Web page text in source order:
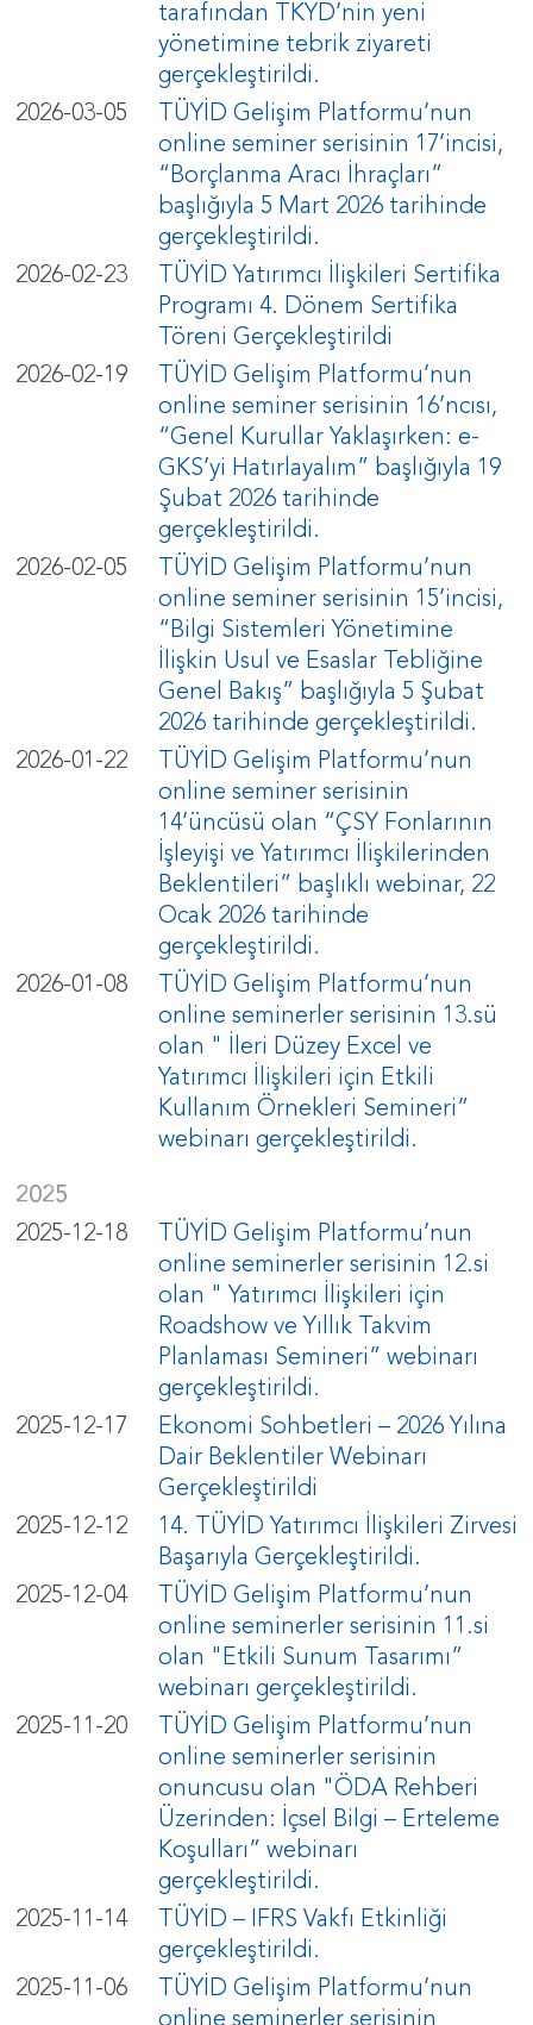
tarafından TKYD’nin yeni
yönetimine tebrik ziyareti
gerçekleştirildi.
2026-03-05
TÜYİD Gelişim Platformu’nun
online seminer serisinin 17’incisi,
“Borçlanma Aracı İhraçları”
başlığıyla 5 Mart 2026 tarihinde
gerçekleştirildi.
2026-02-23
TÜYİD Yatırımcı İlişkileri Sertifika
Programı 4. Dönem Sertifika
Töreni Gerçekleştirildi
2026-02-19
TÜYİD Gelişim Platformu’nun
online seminer serisinin 16’ncısı,
“Genel Kurullar Yaklaşırken: e-
GKS’yi Hatırlayalım” başlığıyla 19
Şubat 2026 tarihinde
gerçekleştirildi.
2026-02-05
TÜYİD Gelişim Platformu’nun
online seminer serisinin 15’incisi,
“Bilgi Sistemleri Yönetimine
İlişkin Usul ve Esaslar Tebliğine
Genel Bakış” başlığıyla 5 Şubat
2026 tarihinde gerçekleştirildi.
2026-01-22
TÜYİD Gelişim Platformu’nun
online seminer serisinin
14’üncüsü olan “ÇSY Fonlarının
İşleyişi ve Yatırımcı İlişkilerinden
Beklentileri” başlıklı webinar, 22
Ocak 2026 tarihinde
gerçekleştirildi.
2026-01-08
TÜYİD Gelişim Platformu’nun
online seminerler serisinin 13.sü
olan " İleri Düzey Excel ve
Yatırımcı İlişkileri için Etkili
Kullanım Örnekleri Semineri”
webinarı gerçekleştirildi.
2025
2025-12-18
TÜYİD Gelişim Platformu’nun
online seminerler serisinin 12.si
olan " Yatırımcı İlişkileri için
Roadshow ve Yıllık Takvim
Planlaması Semineri” webinarı
gerçekleştirildi.
2025-12-17
Ekonomi Sohbetleri – 2026 Yılına
Dair Beklentiler Webinarı
Gerçekleştirildi
2025-12-12
14. TÜYİD Yatırımcı İlişkileri Zirvesi
Başarıyla Gerçekleştirildi.
2025-12-04
TÜYİD Gelişim Platformu’nun
online seminerler serisinin 11.si
olan "Etkili Sunum Tasarımı”
webinarı gerçekleştirildi.
2025-11-20
TÜYİD Gelişim Platformu’nun
online seminerler serisinin
onuncusu olan "ÖDA Rehberi
Üzerinden: İçsel Bilgi – Erteleme
Koşulları” webinarı
gerçekleştirildi.
2025-11-14
TÜYİD – IFRS Vakfı Etkinliği
gerçekleştirildi.
2025-11-06
TÜYİD Gelişim Platformu’nun
online seminerler serisinin